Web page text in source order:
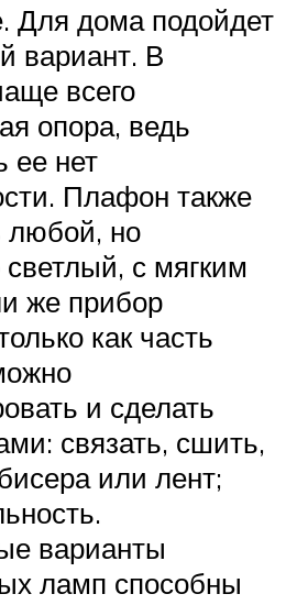
Для дома подойдет
вариант. В
всего
опора, ведь
ее нет
Плафон также
любой, но
с мягким
же прибор
как часть
и сделать
связать, сшить,
или лент;
варианты
ламп способны